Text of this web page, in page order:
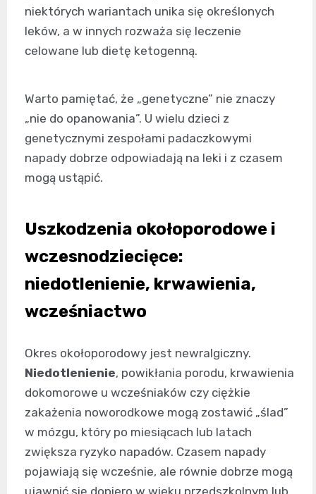
niektórych wariantach unika się określonych
leków, a w innych rozważa się leczenie
celowane lub dietę ketogenną.
Warto pamiętać, że „genetyczne” nie znaczy
„nie do opanowania”. U wielu dzieci z
genetycznymi zespołami padaczkowymi
napady dobrze odpowiadają na leki i z czasem
mogą ustąpić.
Uszkodzenia okołoporodowe i
wczesnodziecięce:
niedotlenienie, krwawienia,
wcześniactwo
Okres okołoporodowy jest newralgiczny.
Niedotlenienie, powikłania porodu, krwawienia
dokomorowe u wcześniaków czy ciężkie
zakażenia noworodkowe mogą zostawić „ślad”
w mózgu, który po miesiącach lub latach
zwiększa ryzyko napadów. Czasem napady
pojawiają się wcześnie, ale równie dobrze mogą